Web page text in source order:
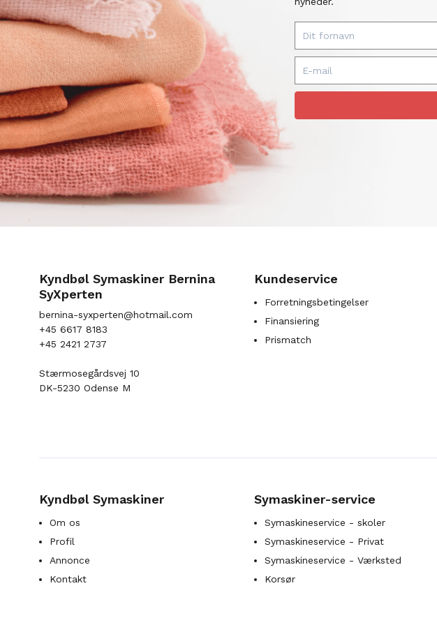
Kyndbøl Symaskiner Bernina
SyXperten
bernina-syxperten@hotmail.com
+45 6617 8183
+45 2421 2737
Stærmosegårdsvej 10
DK-5230 Odense M
Kundeservice
Forretningsbetingelser
Finansiering
Prismatch
Kyndbøl Symaskiner
Om os
Profil
Annonce
Kontakt
Symaskiner-service
Symaskineservice - skoler
Symaskineservice - Privat
Symaskineservice - Værksted
Korsør